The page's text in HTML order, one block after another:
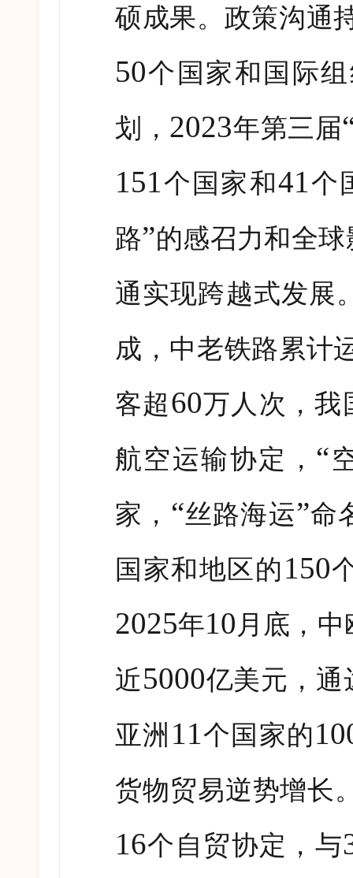
硕成果。政策沟通
50个国家和国际
划， 2023年第三届
151个国家和41个
路”的感召力和全
通实现跨越式发展
成，中老铁路累计
客超60万人次，我
航空运输协定， “
家， “丝路海运”命
国家和地区的 150
2025年10 月底，
近5000亿美元，通
亚洲 11个国家的
货物贸易逆势增长
16个自贸协定，与